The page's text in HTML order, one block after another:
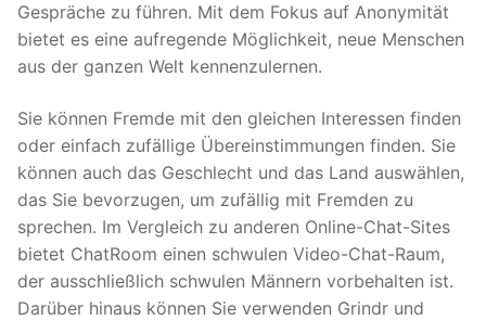
Gespräche zu führen. Mit dem Fokus auf Anonymität
bietet es eine aufregende Möglichkeit, neue Menschen
aus der ganzen Welt kennenzulernen.
Sie können Fremde mit den gleichen Interessen finden
oder einfach zufällige Übereinstimmungen finden. Sie
können auch das Geschlecht und das Land auswählen,
das Sie bevorzugen, um zufällig mit Fremden zu
sprechen. Im Vergleich zu anderen Online-Chat-Sites
bietet ChatRoom einen schwulen Video-Chat-Raum,
der ausschließlich schwulen Männern vorbehalten ist.
Darüber hinaus können Sie verwenden Grindr und